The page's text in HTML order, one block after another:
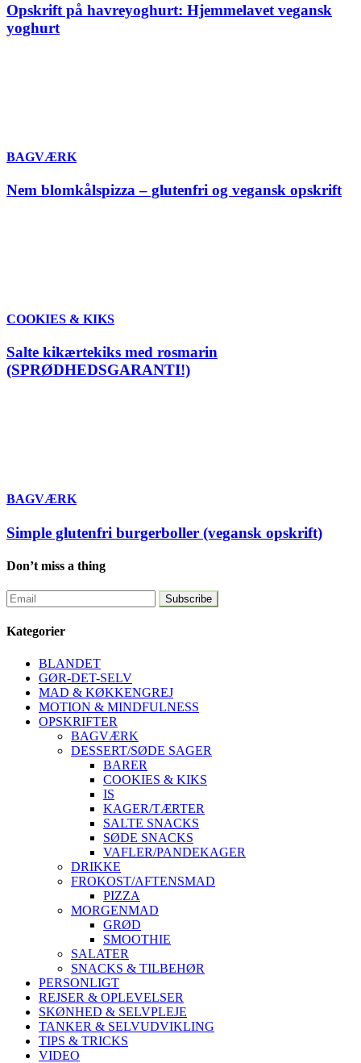
Opskrift på havreyoghurt: Hjemmelavet vegansk
yoghurt
BAGVÆRK
Nem blomkålspizza – glutenfri og vegansk opskrift
COOKIES & KIKS
Salte kikærtekiks med rosmarin
(SPRØDHEDSGARANTI!)
BAGVÆRK
Simple glutenfri burgerboller (vegansk opskrift)
Don’t miss a thing
Kategorier
BLANDET
GØR-DET-SELV
MAD & KØKKENGREJ
MOTION & MINDFULNESS
OPSKRIFTER
BAGVÆRK
DESSERT/SØDE SAGER
BARER
COOKIES & KIKS
IS
KAGER/TÆRTER
SALTE SNACKS
SØDE SNACKS
VAFLER/PANDEKAGER
DRIKKE
FROKOST/AFTENSMAD
PIZZA
MORGENMAD
GRØD
SMOOTHIE
SALATER
SNACKS & TILBEHØR
PERSONLIGT
REJSER & OPLEVELSER
SKØNHED & SELVPLEJE
TANKER & SELVUDVIKLING
TIPS & TRICKS
VIDEO